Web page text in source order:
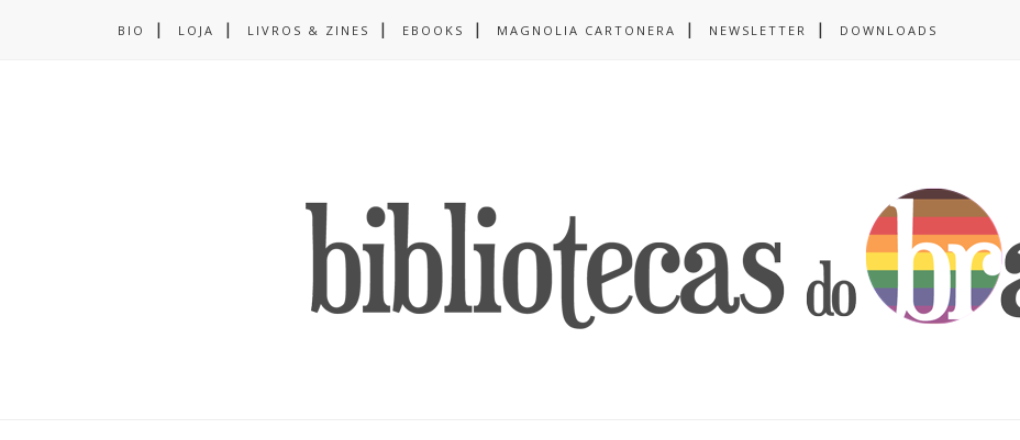
BIO LOJA LIVROS & ZINES EBOOKS MAGNOLIA CARTONERA NEWSLETTER DOWNLOADS